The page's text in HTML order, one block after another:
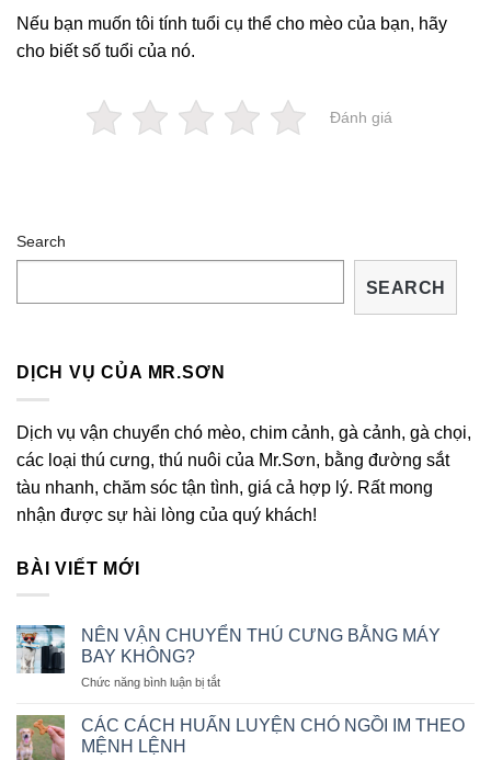
Nếu bạn muốn tôi tính tuổi cụ thể cho mèo của bạn, hãy
cho biết số tuổi của nó.
Đánh giá
Search
SEARCH
DỊCH VỤ CỦA MR.SƠN
Dịch vụ vận chuyển chó mèo, chim cảnh, gà cảnh, gà chọi,
các loại thú cưng, thú nuôi của Mr.Sơn, bằng đường sắt
tàu nhanh, chăm sóc tận tình, giá cả hợp lý. Rất mong
nhận được sự hài lòng của quý khách!
BÀI VIẾT MỚI
NÊN VẬN CHUYỂN THÚ CƯNG BẰNG MÁY
BAY KHÔNG?
Chức năng bình luận bị tắtở
VẬN
CÁC CÁCH HUẤN LUYỆN CHÓ NGỒI IM THEO
MỆNH LỆNH